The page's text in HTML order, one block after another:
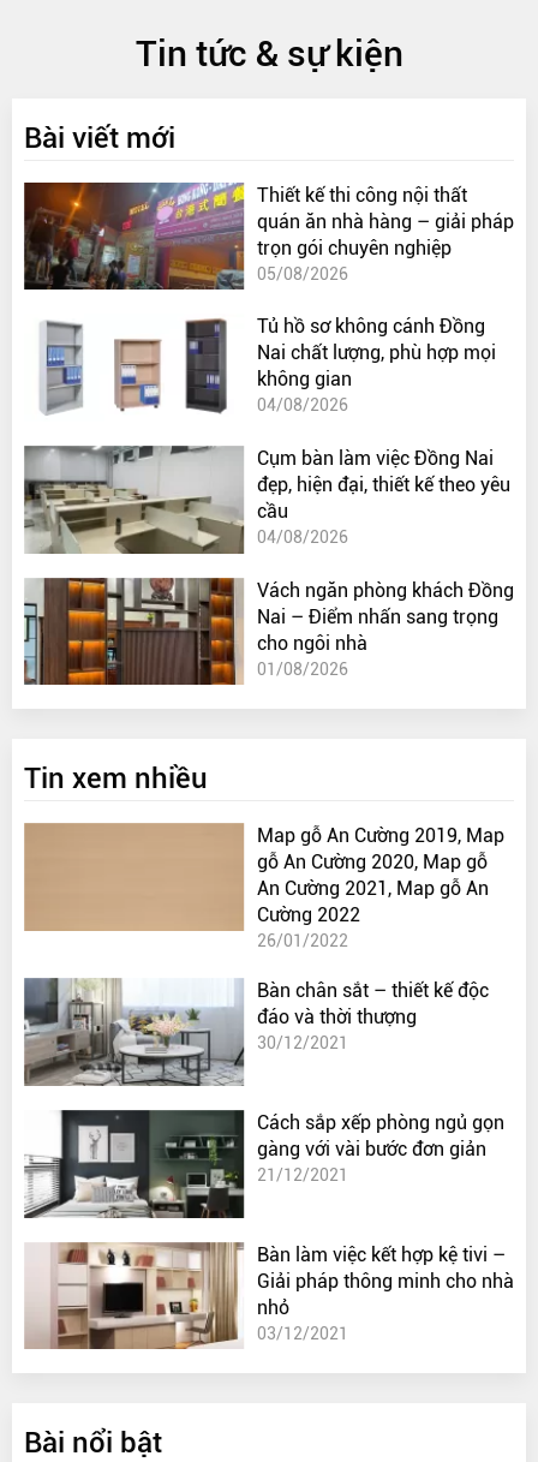
Tin tức & sự kiện
Bài viết mới
Thiết kế thi công nội thất
quán ăn nhà hàng – giải pháp
trọn gói chuyên nghiệp
05/08/2026
Tủ hồ sơ không cánh Đồng
Nai chất lượng, phù hợp mọi
không gian
04/08/2026
Cụm bàn làm việc Đồng Nai
đẹp, hiện đại, thiết kế theo yêu
cầu
04/08/2026
Vách ngăn phòng khách Đồng
Nai – Điểm nhấn sang trọng
cho ngôi nhà
01/08/2026
Tin xem nhiều
Map gỗ An Cường 2019, Map
gỗ An Cường 2020, Map gỗ
An Cường 2021, Map gỗ An
Cường 2022
26/01/2022
Bàn chân sắt – thiết kế độc
đáo và thời thượng
30/12/2021
Cách sắp xếp phòng ngủ gọn
gàng với vài bước đơn giản
21/12/2021
Bàn làm việc kết hợp kệ tivi –
Giải pháp thông minh cho nhà
nhỏ
03/12/2021
Bài nổi bật